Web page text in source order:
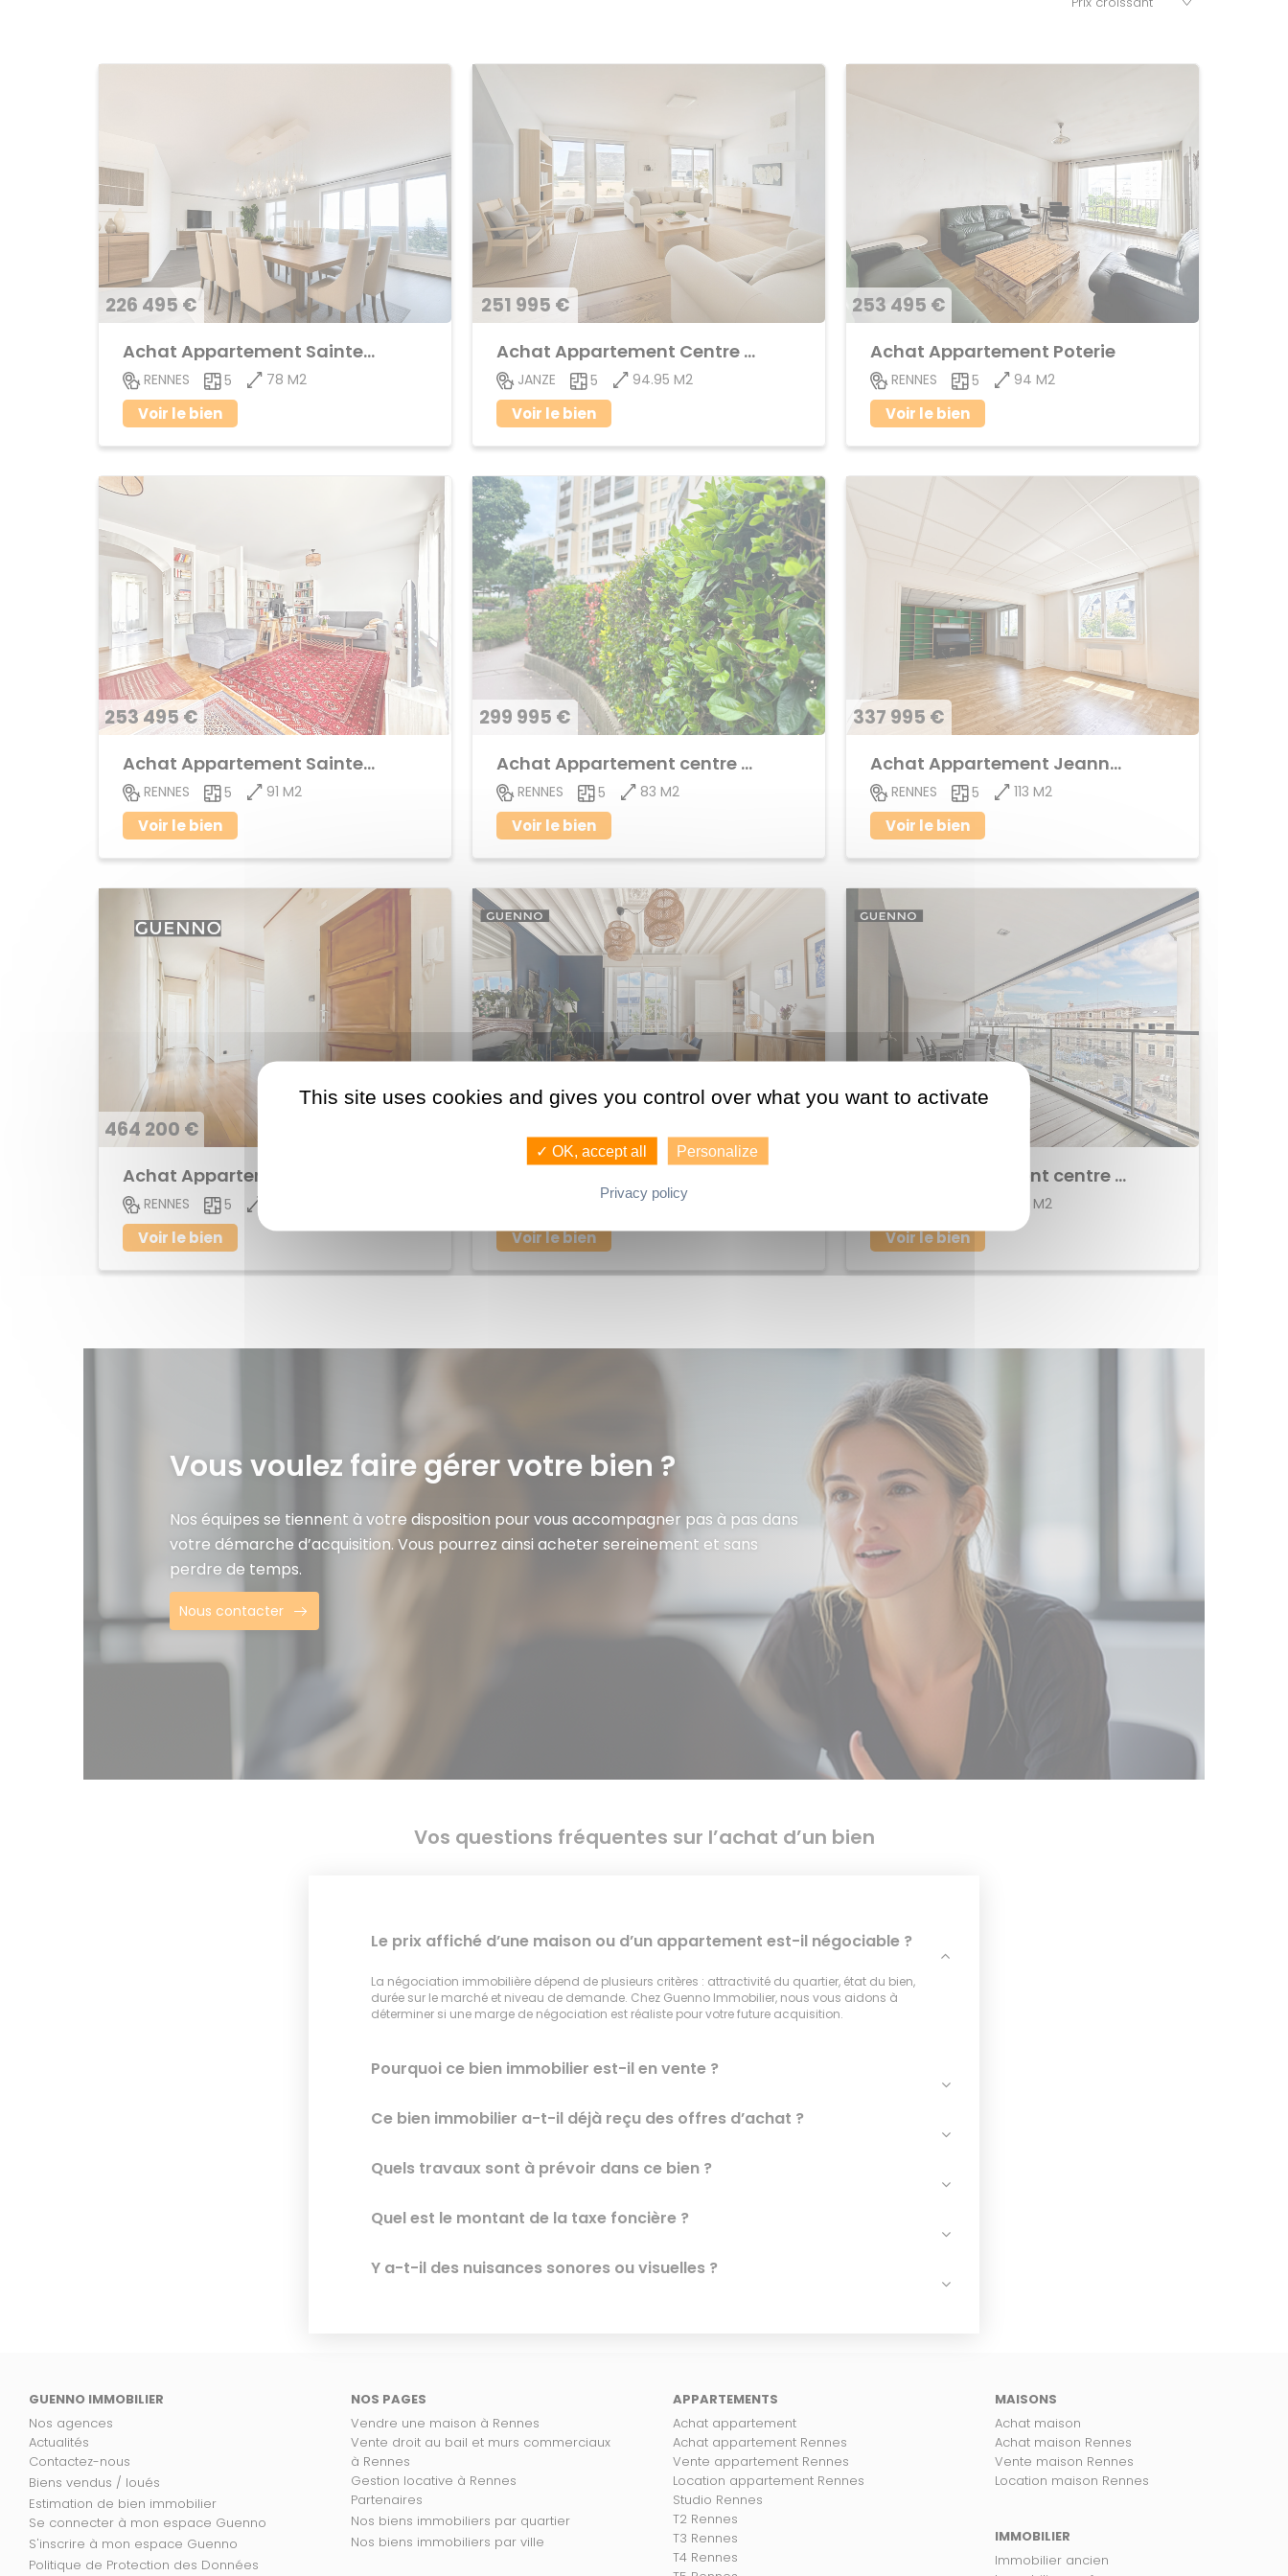
226 495 €
Achat Appartement Sainte-Thérèse
RENNES 5 78 M2
Voir le bien
251 995 €
Achat Appartement Centre ville
JANZE 5 94.95 M2
Voir le bien
253 495 €
Achat Appartement Poterie
RENNES 5 94 M2
Voir le bien
253 495 €
Achat Appartement Sainte-Thérèse
RENNES 5 91 M2
Voir le bien
299 995 €
Achat Appartement centre ville
RENNES 5 83 M2
Voir le bien
337 995 €
Achat Appartement Jeanne d'Arc
RENNES 5 113 M2
Voir le bien
464 200 €
RENNES 5
Voir le bien
5 118 M2
Voir le bien
Achat Appartement centre ville
112 M2
Voir le bien
Vous voulez faire gérer votre bien ?
Nos équipes se tiennent à votre disposition pour vous accompagner pas à pas dans
votre démarche d’acquisition. Vous pourrez ainsi acheter sereinement et sans
perdre de temps.
Nous contacter
Vos questions fréquentes sur l’achat d’un bien
Le prix affiché d’une maison ou d’un appartement est-il négociable ?
La négociation immobilière dépend de plusieurs critères : attractivité du quartier, état du bien,
durée sur le marché et niveau de demande. Chez Guenno Immobilier, nous vous aidons à
déterminer si une marge de négociation est réaliste pour votre future acquisition.
Pourquoi ce bien immobilier est-il en vente ?
Ce bien immobilier a-t-il déjà reçu des offres d’achat ?
Quels travaux sont à prévoir dans ce bien ?
Quel est le montant de la taxe foncière ?
Y a-t-il des nuisances sonores ou visuelles ?
GUENNO IMMOBILIER
Nos agences
Actualités
Contactez-nous
Biens vendus / loués
Estimation de bien immobilier
Se connecter à mon espace Guenno
S'inscrire à mon espace Guenno
Politique de Protection des Données
NOS PAGES
Vendre une maison à Rennes
Vente droit au bail et murs commerciaux
à Rennes
Gestion locative à Rennes
Partenaires
Nos biens immobiliers par quartier
Nos biens immobiliers par ville
APPARTEMENTS
Achat appartement
Achat appartement Rennes
Vente appartement Rennes
Location appartement Rennes
Studio Rennes
T2 Rennes
T3 Rennes
T4 Rennes
MAISONS
Achat maison
Achat maison Rennes
Vente maison Rennes
Location maison Rennes
IMMOBILIER
Immobilier ancien
This site uses cookies and gives you control over what you want to activate
✓ OK, accept all Personalize
Privacy policy